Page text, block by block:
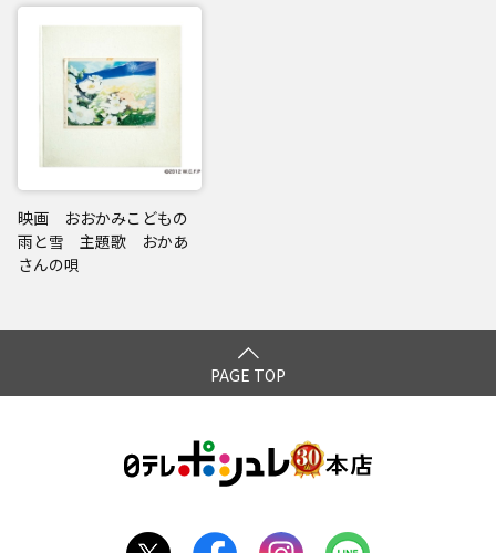
映画 おおかみこどもの
雨と雪 主題歌 おかあ
さんの唄
PAGE TOP